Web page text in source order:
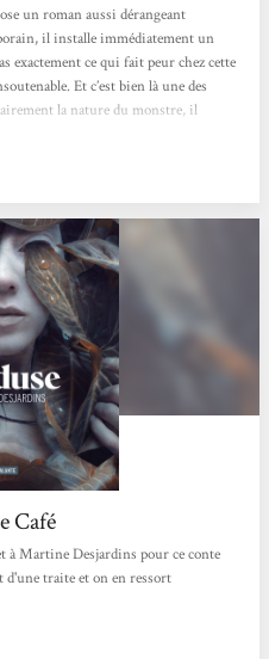
un roman aussi dérangeant
il installe immédiatement un
exactement ce qui fait peur chez cette
Et c’est bien là une des
la nature du monstre, il
peau de son personnage et dans la
Café
à Martine Desjardins pour ce conte
traite et on en ressort